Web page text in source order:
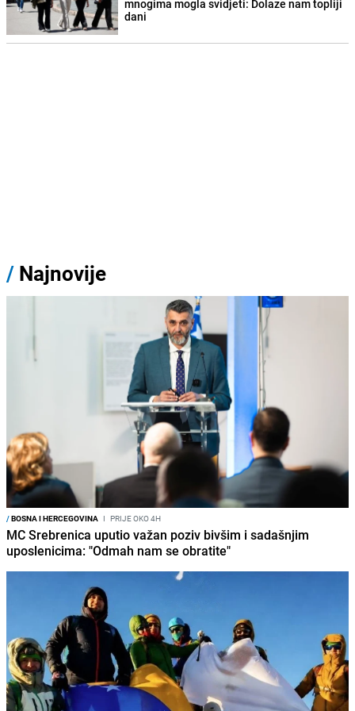
mnogima mogla svidjeti: Dolaze nam topliji
dani
/ Najnovije
/BOSNA I HERCEGOVINA I PRIJE OKO 4H
MC Srebrenica uputio važan poziv bivšim i sadašnjim
uposlenicima: "Odmah nam se obratite"